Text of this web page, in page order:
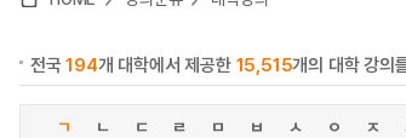
전국194개 대학에서 제공한 15,515개의 대학 강의
ㄱ ㄴ ㄷ ㄹ ㅁ ㅂ ㅅ ㅇ ㅈ